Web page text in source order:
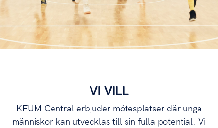
VI VILL
KFUM Central erbjuder mötesplatser där unga
människor kan utvecklas till sin fulla potential. Vi